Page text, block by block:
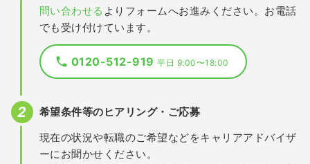
問い合わせる よりフォームへお進みください。お電話
でも受け付けています。
0120-512-919平日 9:00〜18:00
希望条件等のヒアリング・ご応募
現在の状況や転職のご希望などをキャリアアドバイザ
ーにお聞かせください。